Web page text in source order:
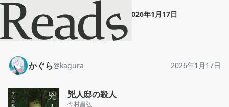
かぐら 兇人邸の殺人 2026年1月17日
ホーム かぐら 投稿
かぐら@kagura 2026年1月17日
兇人邸の殺人
今村昌弘